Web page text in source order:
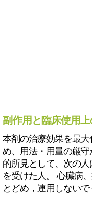
副作用と臨床使用
本剤の治療効果を最
め、用法・用量の厳
的所見として、次の
を受けた人。 心臓病
とどめ，連用しないで